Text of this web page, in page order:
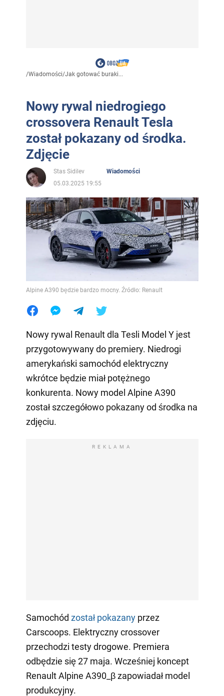
/Wiadomości/Jak gotować buraki...
Nowy rywal niedrogiego
crossovera Renault Tesla
został pokazany od środka.
Zdjęcie
Stas Sidilev
Wiadomości
05.03.2025 19:55
Alpine A390 będzie bardzo mocny. Źródło: Renault
Nowy rywal Renault dla Tesli Model Y jest
przygotowywany do premiery. Niedrogi
amerykański samochód elektryczny
wkrótce będzie miał potężnego
konkurenta. Nowy model Alpine A390
został szczegółowo pokazany od środka na
zdjęciu.
REKLAMA
Samochód został pokazanyprzez
Carscoops. Elektryczny crossover
przechodzi testy drogowe. Premiera
odbędzie się 27 maja. Wcześniej koncept
Renault Alpine A390_β zapowiadał model
produkcyjny.